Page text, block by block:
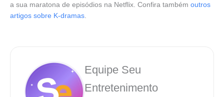
a sua maratona de episódios na Netflix. Confira também outros
artigos sobre K-dramas
Equipe Seu
Entretenimento